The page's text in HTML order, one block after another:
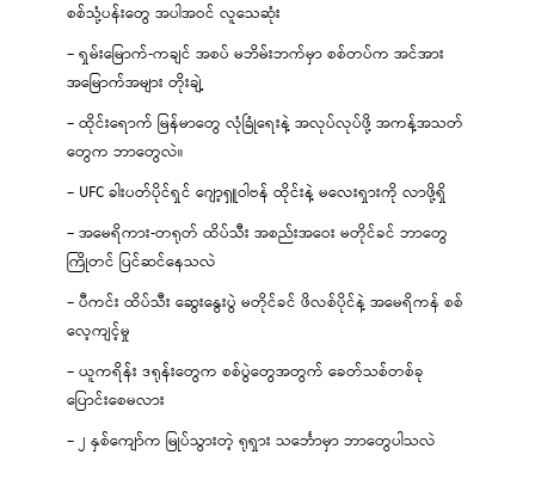
စစ်သုံ့ပန်းတွေ အပါအဝင် လူသေဆုံး
– ရှမ်းမြောက်-ကချင် အစပ် မဘိမ်းဘက်မှာ စစ်တပ်က အင်အား
အမြောက်အများ တိုးချဲ့
– ထိုင်းရောက် မြန်မာတွေ လုံခြုံရေးနဲ့ အလုပ်လုပ်ဖို့ အကန့်အသတ်
တွေက ဘာတွေလဲ။
– UFC ခါးပတ်ပိုင်ရှင် ဂျော့ရှူဝါဗန် ထိုင်းနဲ့ မလေးရှားကို လာဖို့ရှိ
– အမေရိကား-တရုတ် ထိပ်သီး အစည်းအဝေး မတိုင်ခင် ဘာတွေ
ကြိုတင် ပြင်ဆင်နေသလဲ
– ပီကင်း ထိပ်သီး ဆွေးနွေးပွဲ မတိုင်ခင် ဖိလစ်ပိုင်နဲ့ အမေရိကန် စစ်
လေ့ကျင့်မှု
– ယူကရိန်း ဒရုန်းတွေက စစ်ပွဲတွေအတွက် ခေတ်သစ်တစ်ခု
ပြောင်းစေမလား
– ၂ နှစ်ကျော်က မြုပ်သွားတဲ့ ရုရှား သင်္ဘောမှာ ဘာတွေပါသလဲ